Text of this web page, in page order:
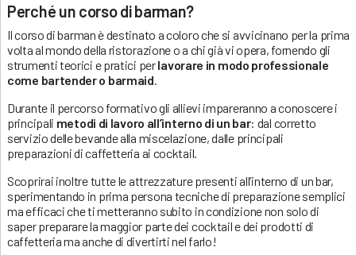
Perché un corso di barman?
Il corso di barman è destinato a coloro che si avvicinano per la prima
volta al mondo della ristorazione o a chi già vi opera, fornendo gli
strumenti teorici e pratici perlavorare in modo professionale
come bartender o barmaid
Durante il percorso formativo gli allievi impareranno a conoscere i
principali metodi di lavoro all’interno di un bar: dal corretto
servizio delle bevande alla miscelazione, dalle principali
preparazioni di caffetteria ai cocktail.
Scoprirai inoltre tutte le attrezzature presenti all’interno di un bar,
sperimentando in prima persona tecniche di preparazione semplici
ma efficaci che ti metteranno subito in condizione non solo di
saper preparare la maggior parte dei cocktail e dei prodotti di
caffetteria ma anche di divertirti nel farlo!